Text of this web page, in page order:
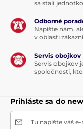
sa stali
Odborné
Napíšte nám,
v oblasti
Servis obojkov
Servis obojkov
spoločnosti,
Prihláste sa do
Tu napíšte váš